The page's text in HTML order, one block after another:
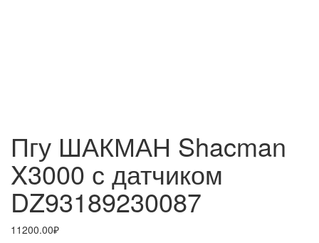
Пгу ШАКМАН Shacman
X3000 с датчиком
DZ93189230087
11200.00₽